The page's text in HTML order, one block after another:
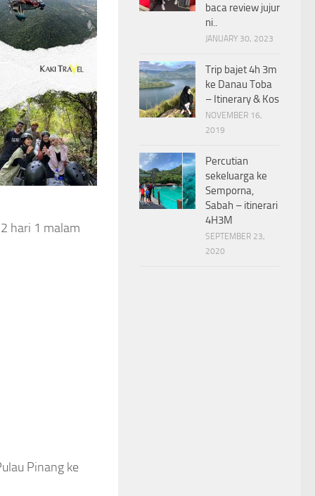
Pinang ke
baca review jujur
ni..
JANUARY 30, 2023
Trip bajet 4h 3m
ke Danau Toba
– Itinerary & Kos
NOVEMBER 16,
2019
Percutian
sekeluarga ke
Semporna,
Sabah – itinerari
4H3M
SEPTEMBER 23,
2020